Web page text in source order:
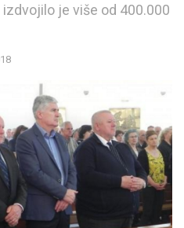
je više od 400.000